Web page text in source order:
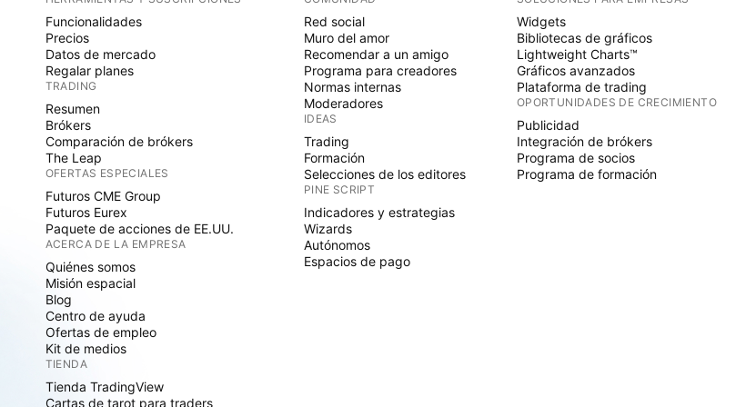
Funcionalidades
Precios
Datos de mercado
Regalar planes
TRADING
Resumen
Brókers
Comparación de brókers
The Leap
OFERTAS ESPECIALES
Futuros CME Group
Futuros Eurex
Paquete de acciones de EE.UU.
ACERCA DE LA EMPRESA
Quiénes somos
Misión espacial
Blog
Centro de ayuda
Ofertas de empleo
Kit de medios
TIENDA
Tienda TradingView
Cartas de tarot para traders
Red social
Muro del amor
Recomendar a un amigo
Programa para creadores
Normas internas
Moderadores
IDEAS
Trading
Formación
Selecciones de los editores
PINE SCRIPT
Indicadores y estrategias
Wizards
Autónomos
Espacios de pago
Widgets
Bibliotecas de gráficos
Lightweight Charts™
Gráficos avanzados
Plataforma de trading
OPORTUNIDADES DE CRECIMIENTO
Publicidad
Integración de brókers
Programa de socios
Programa de formación